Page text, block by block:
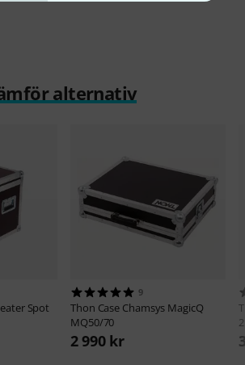
alternativ
Spot
9
Thon Case Chamsys MagicQ
MQ50/70
2 990 kr